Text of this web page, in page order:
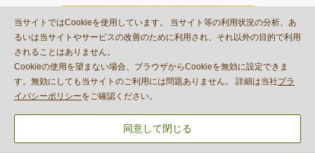
教室一覧
お住まいのエリアの
パンフレット
ダウンロードできます。
当サイトではCookieを使用しています。 当サイト等の利用状況の分析、あ
るいは当サイトやサービスの改善のために利用され、それ以外の目的で利用
されることはありません。
Cookieの使用を望まない場合、ブラウザからCookieを無効に設定できま
す。無効にしても当サイトのご利用には問題ありません。 詳細は当社プラ
イバシーポリシーをご確認ください。
同意して閉じる